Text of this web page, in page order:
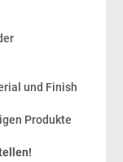
und Finish
Produkte